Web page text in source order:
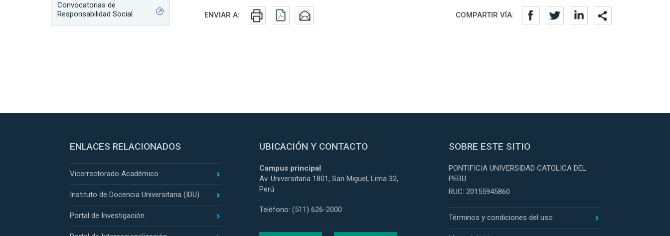
Convocatorias de
Responsabilidad Social
Redes sociales
ENVIAR A: COMPARTIR VÍA:
ENLACES RELACIONADOS
Vicerrectorado Académico
Instituto de Docencia Universitaria (IDU)
Portal de Investigación
UBICACIÓN Y CONTACTO
Campus principal
Av. Universitaria 1801, San Miguel, Lima 32,
Perú
Teléfono: (511) 626-2000
SOBRE ESTE SITIO
PONTIFICIA UNIVERSIDAD CATOLICA DEL
PERU
RUC: 20155945860
Términos y condiciones del uso